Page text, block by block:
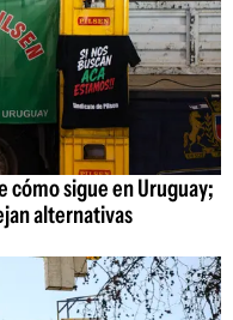
cómo sigue en Uruguay;
alternativas